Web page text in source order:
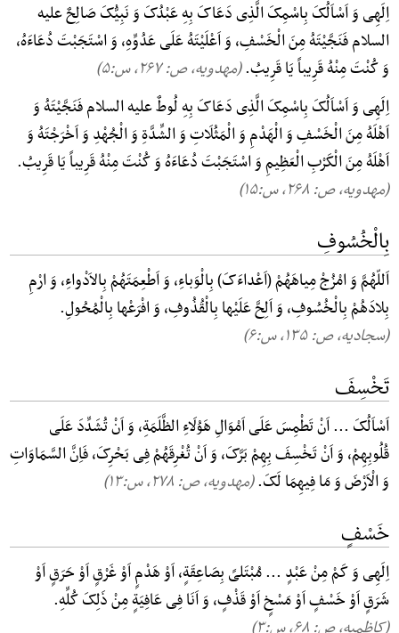
اِلَهِی وَ اَسْاَلُکَ بِاسْمِکَ الَّذِی دَعَاکَ بِهِ عَبْدُکَ وَ نَبِیُّکَ صَالِحٌ علیه
السلام فَنَجَّیْتَهُ مِنَ الْخَسْفِ، وَ اَعْلَیْتَهُ عَلَی عَدُوِّهِ، وَ اسْتَجَبْتَ دُعَاءَهُ،
وَ کُنْتَ مِنْهُ قَرِیباً یَا قَرِیبُ.(مهدویه، ص: ۲۶۷, س:۵)
اِلَهِی وَ اَسْاَلُکَ بِاسْمِکَ الَّذِی دَعَاکَ بِهِ لُوطٌ علیه السلام فَنَجَّیْتَهُ وَ
اَهْلَهُ مِنَ الْخَسْفِ وَ الْهَدْمِ وَ الْمَثُلَاتِ وَ الشِّدَّةِ وَ الْجُهْدِ وَ اَخْرَجْتَهُ وَ
اَهْلَهُ مِنَ الْکَرْبِ الْعَظِیمِ وَ اسْتَجَبْتَ دُعَاءَهُ وَ کُنْتَ مِنْهُ قَرِیباً یَا قَرِیبُ.
(مهدویه، ص: ۲۶۸, س:۱۵)
بِالْخُسُوفِ
اَللّهُمَّ وَ امْزُجْ مِیاهَهُمْ (اَعْداءَکَ) بِالْوَباءِ، وَ اَطْعِمَتَهُمْ بِالاَدْواءِ، وَ ارْمِ
بِلادَهُمْ بِالْخُسُوفِ، وَ اَلِحَّ عَلَیْها بِالْقُذُوفِ، وَ افْرَعْها بِالْمُحُولِ.
(سجادیه، ص: ۱۳۵, س:۶)
تَخْسِفَ
اَسْاَلُکَ ... اَنْ تَطْمِسَ عَلَی اَمْوَالِ هَوُلَاءِ الظَّلَمَةِ، وَ اَنْ تُشَدِّدَ عَلَی
قُلُوبِهِمْ، وَ اَنْ تَخْسِفَ بِهِمْ بَرَّکَ، وَ اَنْ تُغْرِقَهُمْ فِی بَحْرِکَ، فَاِنَّ السَّمَاوَاتِ
وَ الْاَرْضَ وَ مَا فِیهِمَا لَکَ.(مهدویه، ص: ۲۷۸, س:۱۳)
خَسْفٍ
اِلَهِی وَ کَمْ مِنْ عَبْدٍ ... مُبْتَلیً بِصَاعِقَةٍ، اَوْ هَدْمٍ اَوْ غَرْقٍ اَوْ حَرَقٍ اَوْ
شَرَقٍ اَوْ خَسْفٍ اَوْ مَسْخٍ اَوْ قَذْفٍ، وَ اَنَا فِی عَافِیَةٍ مِنْ ذَلِکَ کُلِّهِ.